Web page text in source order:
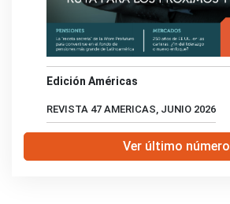
Edición Américas
REVISTA 47 AMERICAS, JUNIO 2026
Ver último número